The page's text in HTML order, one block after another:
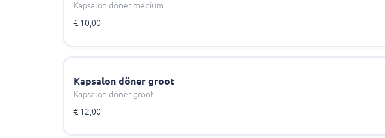
Kapsalon döner medium
€ 10,00
Kapsalon döner groot
Kapsalon döner groot
€ 12,00